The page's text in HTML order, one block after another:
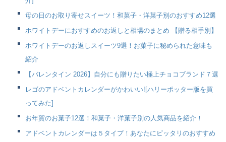
母の日のお取り寄せスイーツ！和菓子・洋菓子別のおすすめ12選
ホワイトデーにおすすめのお返しと相場のまとめ 【贈る相手別】
ホワイトデーのお返しスイーツ9選！お菓子に秘められた意味も
紹介
【バレンタイン 2026】自分にも贈りたい極上チョコブランド７選
レゴのアドベントカレンダーがかわいい![ハリーポッター版を買
ってみた]
お年賀のお菓子12選！和菓子・洋菓子別の人気商品を紹介！
アドベントカレンダーは５タイプ！あなたにピッタリのおすすめ